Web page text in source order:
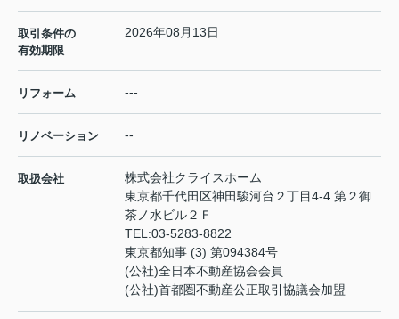
取引条件の
有効期限
2026年08月13日
リフォーム ---
リノベーション --
取扱会社
株式会社クライスホーム
東京都千代田区神田駿河台２丁目4-4 第２御
茶ノ水ビル２Ｆ
TEL:03-5283-8822
東京都知事 (3) 第094384号
(公社)全日本不動産協会会員
(公社)首都圏不動産公正取引協議会加盟